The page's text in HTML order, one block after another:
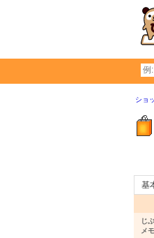
ショ
基
じ
メ